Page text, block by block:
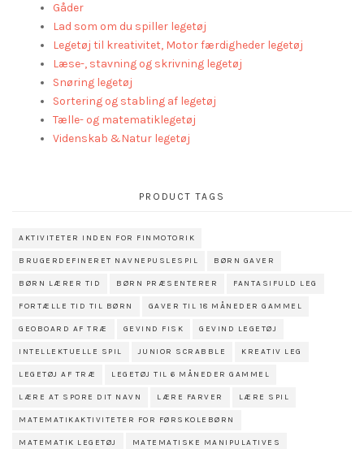
Gåder
Lad som om du spiller legetøj
Legetøj til kreativitet, Motor færdigheder legetøj
Læse-, stavning og skrivning legetøj
Snøring legetøj
Sortering og stabling af legetøj
Tælle- og matematiklegetøj
Videnskab &Natur legetøj
PRODUCT TAGS
AKTIVITETER INDEN FOR FINMOTORIK
BRUGERDEFINERET NAVNEPUSLESPIL BØRN GAVER
BØRN LÆRER TID BØRN PRÆSENTERER FANTASIFULD LEG
FORTÆLLE TID TIL BØRN GAVER TIL 18 MÅNEDER GAMMEL
GEOBOARD AF TRÆ GEVIND FISK GEVIND LEGETØJ
INTELLEKTUELLE SPIL JUNIOR SCRABBLE KREATIV LEG
LEGETØJ AF TRÆ LEGETØJ TIL 6 MÅNEDER GAMMEL
LÆRE AT SPORE DIT NAVN LÆRE FARVER LÆRE SPIL
MATEMATIKAKTIVITETER FOR FØRSKOLEBØRN
MATEMATIK LEGETØJ MATEMATISKE MANIPULATIVES